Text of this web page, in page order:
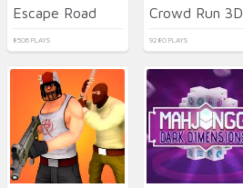
Escape Road
8506 PLAYS
Crowd Run 3D
9280 PLAYS